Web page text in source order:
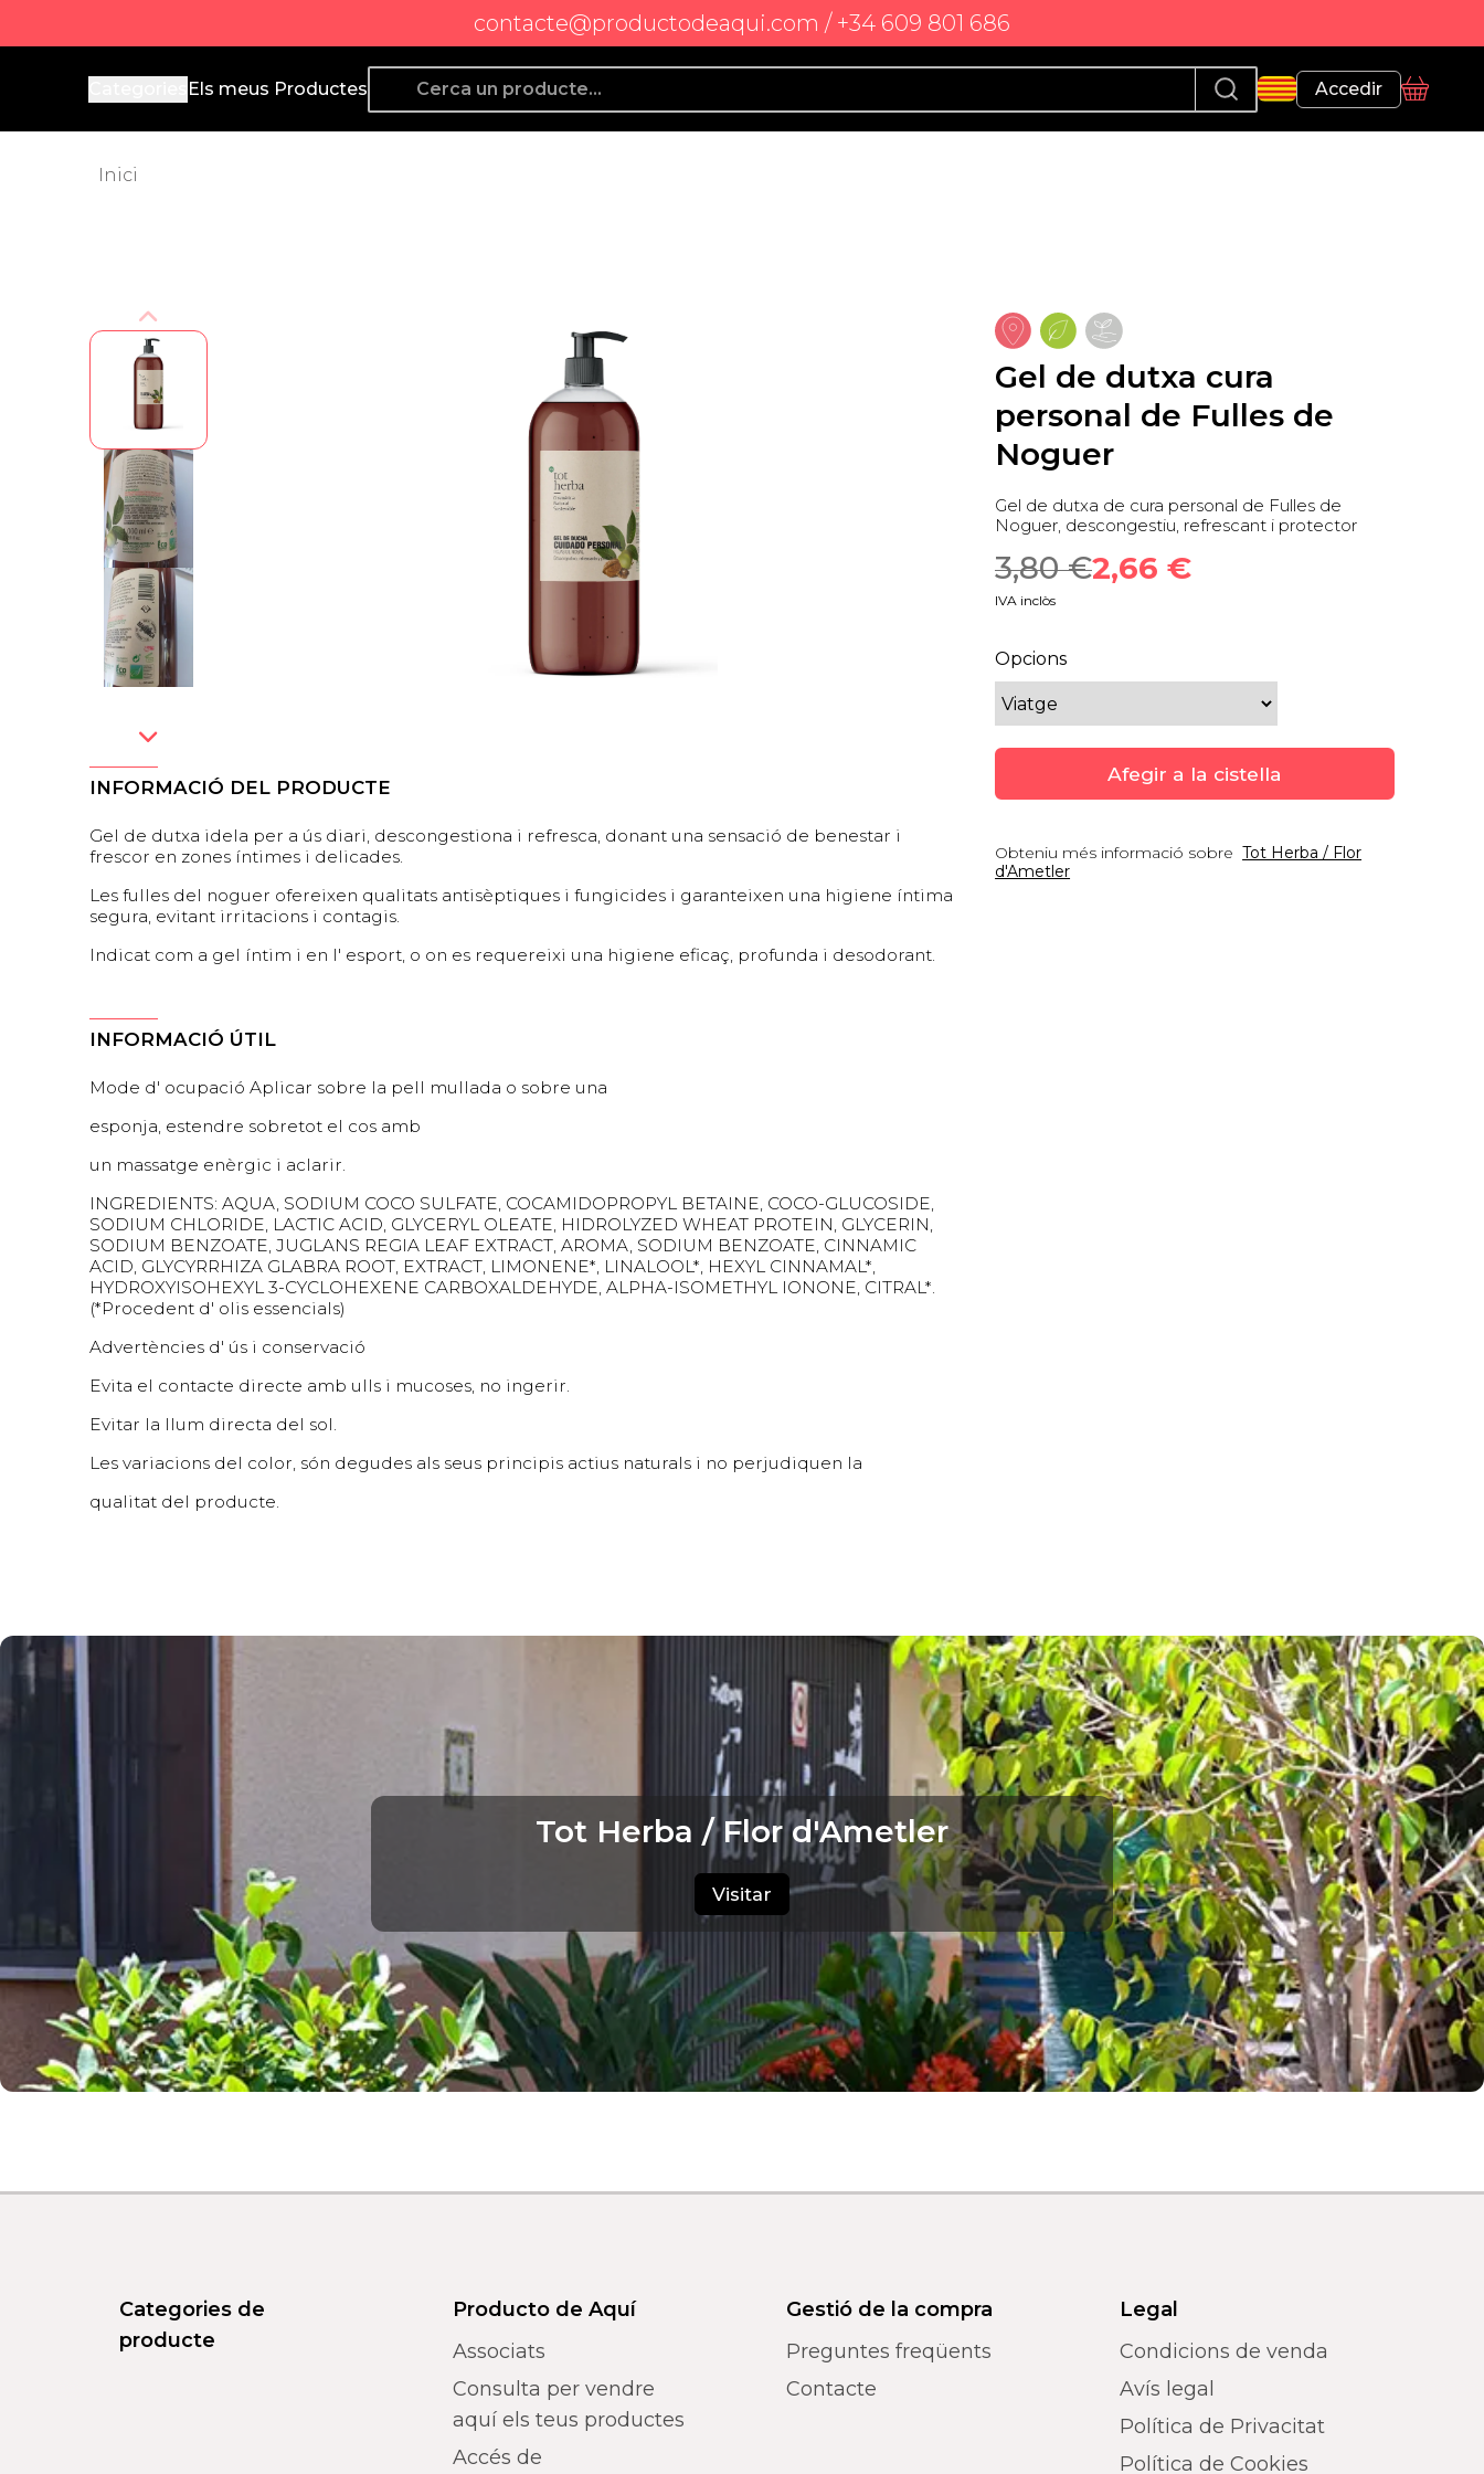
contacte@productodeaqui.com / +34 609 801 686
Producto de Aquí
Els meus Productes Accedir
Perfil
Cistella
Inici
Gel de dutxa cura
personal de Fulles de
Noguer
Gel de dutxa de cura personal de Fulles de
Noguer, descongestiu, refrescant i protector
3,80 €2,66 €
IVA inclòs
Opcions
Afegir a la cistella
Obteniu més informació sobre Tot Herba / Flor
d'Ametler
INFORMACIÓ DEL PRODUCTE
Gel de dutxa idela per a ús diari, descongestiona i refresca, donant una sensació de benestar i
frescor en zones íntimes i delicades.
Les fulles del noguer ofereixen qualitats antisèptiques i fungicides i garanteixen una higiene íntima
segura, evitant irritacions i contagis.
Indicat com a gel íntim i en l' esport, o on es requereixi una higiene eficaç, profunda i desodorant.
INFORMACIÓ ÚTIL
Mode d' ocupació Aplicar sobre la pell mullada o sobre una
esponja, estendre sobretot el cos amb
un massatge enèrgic i aclarir.
INGREDIENTS: AQUA, SODIUM COCO SULFATE, COCAMIDOPROPYL BETAINE, COCO-GLUCOSIDE,
SODIUM CHLORIDE, LACTIC ACID, GLYCERYL OLEATE, HIDROLYZED WHEAT PROTEIN, GLYCERIN,
SODIUM BENZOATE, JUGLANS REGIA LEAF EXTRACT, AROMA, SODIUM BENZOATE, CINNAMIC
ACID, GLYCYRRHIZA GLABRA ROOT, EXTRACT, LIMONENE*, LINALOOL*, HEXYL CINNAMAL*,
HYDROXYISOHEXYL 3-CYCLOHEXENE CARBOXALDEHYDE, ALPHA-ISOMETHYL IONONE, CITRAL*.
(*Procedent d' olis essencials)
Advertències d' ús i conservació
Evita el contacte directe amb ulls i mucoses, no ingerir.
Evitar la llum directa del sol.
Les variacions del color, són degudes als seus principis actius naturals i no perjudiquen la
qualitat del producte.
Tot Herba / Flor d'Ametler
Visitar
Categories de
producte
Producto de Aquí
Associats
Consulta per vendre
aquí els teus productes
Accés de
Gestió de la compra
Preguntes freqüents
Contacte
Legal
Condicions de venda
Avís legal
Política de Privacitat
Política de Cookies